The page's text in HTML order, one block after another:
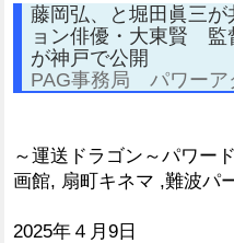
藤岡弘、と堀田眞三
ョン俳優・大東賢 監
が神戸で公開
PAG事務局 パワーア
～運送ドラゴン～パワー
画館, 扇町キネマ ,難波パ
2025年４月9日